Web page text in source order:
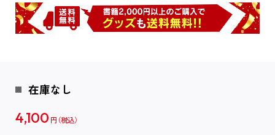
在庫なし
4,100 円